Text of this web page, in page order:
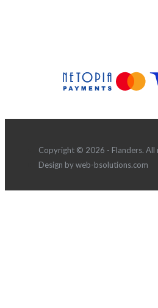
Copyright © 2026 - Flanders. All
Design by web-bsolutions.com